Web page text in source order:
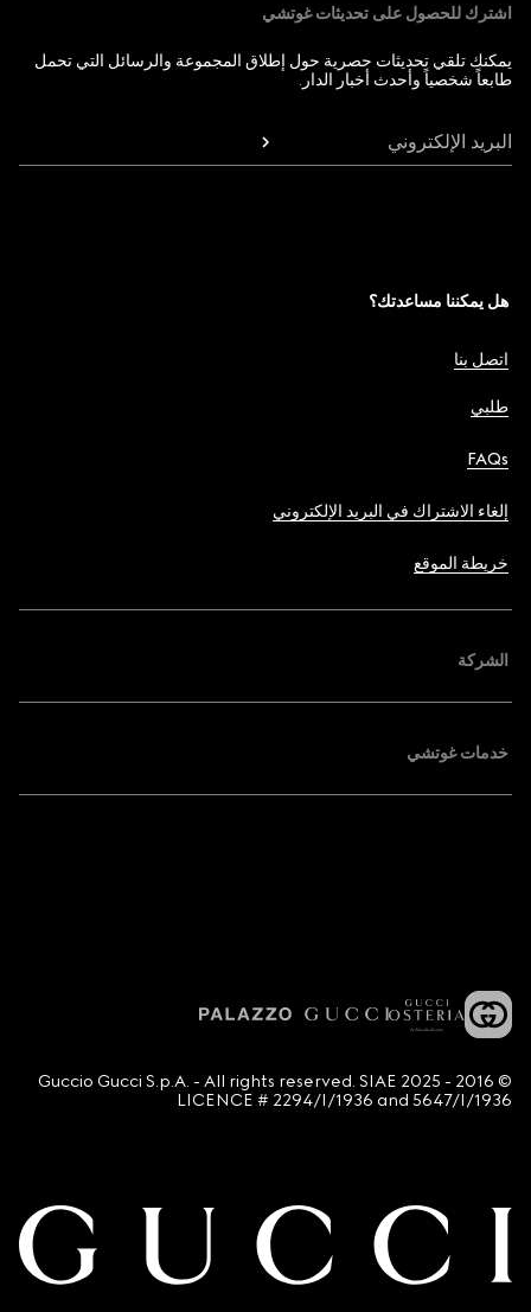
اشترك للحصول على تحديثات غوتشي
يمكنك تلقي تحديثات حصرية حول إطلاق المجموعة والرسائل التي تحمل
طابعاً شخصياً وأحدث أخبار الدار.
البريد الإلكتروني
هل يمكننا مساعدتك؟
اتصل بنا
طلبي
FAQs
إلغاء الاشتراك في البريد الإلكتروني
خريطة الموقع
الشركة
خدمات غوتشي
© 2016 - 2025 Guccio Gucci S.p.A. - All rights reserved. SIAE
LICENCE # 2294/I/1936 and 5647/I/1936